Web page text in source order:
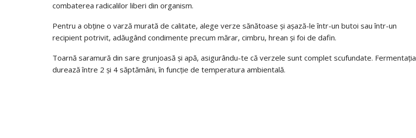
combaterea radicalilor liberi din organism.
Pentru a obține o varză murată de calitate, alege verze sănătoase și așază-le într-un butoi sau într-un
recipient potrivit, adăugând condimente precum mărar, cimbru, hrean și foi de dafin.
Toarnă saramură din sare grunjoasă și apă, asigurându-te că verzele sunt complet scufundate. Fermentația
durează între 2 și 4 săptămâni, în funcție de temperatura ambientală.